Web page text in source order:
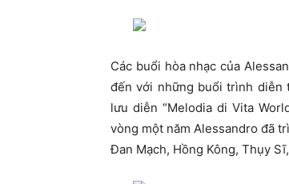
Các buổi hòa nhạc của
đến với những buổi trình diễn
lưu diễn “Melodia di Vita
vòng một năm Alessandro đã
Đan Mạch, Hồng Kông, Thụy